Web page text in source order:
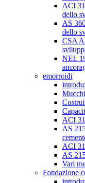
ACI
dello
AS
dello
CSA
NEL
emorroidi
ACI
AS
ACI
AS
Vari
Fondazione